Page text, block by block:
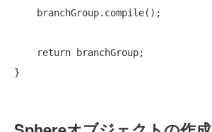
return branchGroup;